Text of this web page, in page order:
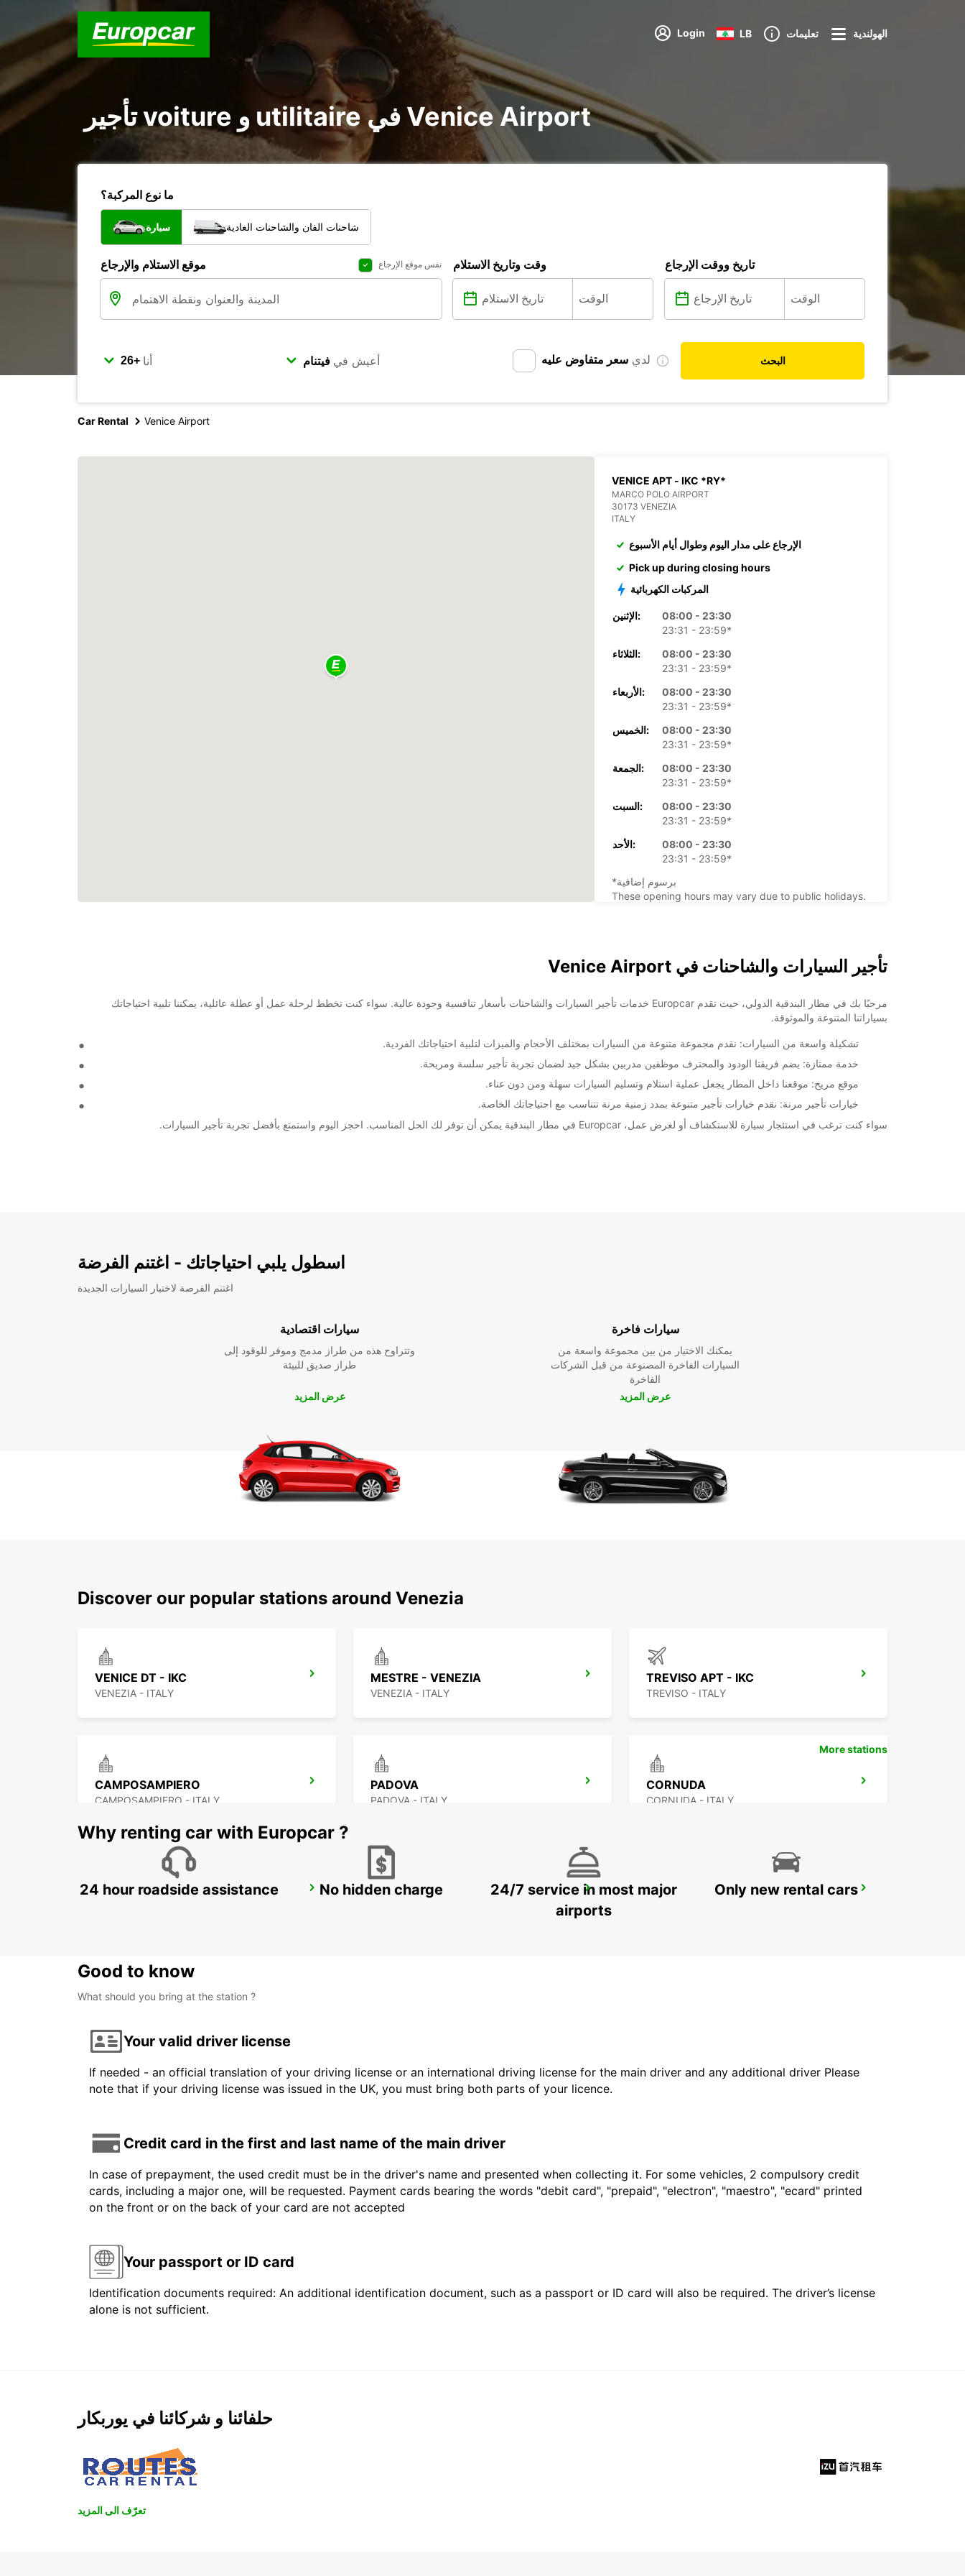
Login LB تعليمات الهولندية
تأجير voiture و utilitaire في Venice Airport
ما نوع المركبة؟
سيارة شاحنات الفان والشاحنات العادية
موقع الاستلام والإرجاع نفس موقع الإرجاع وقت وتاريخ الاستلام تاريخ ووقت الإرجاع
أنا أعيش في لدي سعر متفاوض عليه البحث
Car Rental Venice Airport
VENICE APT - IKC *RY*
MARCO POLO AIRPORT
30173 VENEZIA
ITALY
الإرجاع على مدار اليوم وطوال أيام الأسبوع
Pick up during closing hours
المركبات الكهربائية
الإثنين:
08:00 - 23:30
23:31 - 23:59*
الثلاثاء:
08:00 - 23:30
23:31 - 23:59*
الأربعاء:
08:00 - 23:30
23:31 - 23:59*
الخميس:
08:00 - 23:30
23:31 - 23:59*
الجمعة:
08:00 - 23:30
23:31 - 23:59*
السبت:
08:00 - 23:30
23:31 - 23:59*
الأحد:
08:00 - 23:30
23:31 - 23:59*
*برسوم إضافية
These opening hours may vary due to public holidays.
خط سير الرحلة
تأجير السيارات والشاحنات في Venice Airport
مرحبًا بك في مطار البندقية الدولي، حيث تقدم Europcar خدمات تأجير السيارات والشاحنات بأسعار تنافسية وجودة عالية. سواء كنت تخطط لرحلة عمل أو عطلة عائلية، يمكننا تلبية احتياجاتك
بسياراتنا المتنوعة والموثوقة.
تشكيلة واسعة من السيارات: نقدم مجموعة متنوعة من السيارات بمختلف الأحجام والميزات لتلبية احتياجاتك الفردية.
خدمة ممتازة: يضم فريقنا الودود والمحترف موظفين مدربين بشكل جيد لضمان تجربة تأجير سلسة ومريحة.
موقع مريح: موقعنا داخل المطار يجعل عملية استلام وتسليم السيارات سهلة ومن دون عناء.
خيارات تأجير مرنة: نقدم خيارات تأجير متنوعة بمدد زمنية مرنة تتناسب مع احتياجاتك الخاصة.
سواء كنت ترغب في استئجار سيارة للاستكشاف أو لغرض عمل، Europcar في مطار البندقية يمكن أن توفر لك الحل المناسب. احجز اليوم واستمتع بأفضل تجربة تأجير السيارات.
اسطول يلبي احتياجاتك - اغتنم الفرضة
اغتنم الفرصة لاختبار السيارات الجديدة
سيارات اقتصادية
وتتراوح هذه من طراز مدمج وموفر للوقود إلى
طراز صديق للبيئة
عرض المزيد
سيارات فاخرة
يمكنك الاختيار من بين مجموعة واسعة من
السيارات الفاخرة المصنوعة من قبل الشركات
الفاخرة
عرض المزيد
Discover our popular stations around Venezia
VENICE DT - IKC
VENEZIA - ITALY
MESTRE - VENEZIA
VENEZIA - ITALY
TREVISO APT - IKC
TREVISO - ITALY
CAMPOSAMPIERO
CAMPOSAMPIERO - ITALY
PADOVA
PADOVA - ITALY
CORNUDA
CORNUDA - ITALY
PORDENONE VICENZA - MILITARY BASE - IKC VICENZA DT
More stations
Why renting car with Europcar ?
24 hour roadside assistance No hidden charge
24/7 service in most major
airports
Only new rental cars
Good to know
What should you bring at the station ?
Your valid driver license
If needed - an official translation of your driving license or an international driving license for the main driver and any additional driver Please
note that if your driving license was issued in the UK, you must bring both parts of your licence.
Credit card in the first and last name of the main driver
In case of prepayment, the used credit must be in the driver's name and presented when collecting it. For some vehicles, 2 compulsory credit
cards, including a major one, will be requested. Payment cards bearing the words "debit card", "prepaid", "electron", "maestro", "ecard" printed
on the front or on the back of your card are not accepted
Your passport or ID card
Identification documents required: An additional identification document, such as a passport or ID card will also be required. The driver’s license
alone is not sufficient.
حلفائنا و شركائنا في يوربكار
تعرّف الى المزيد